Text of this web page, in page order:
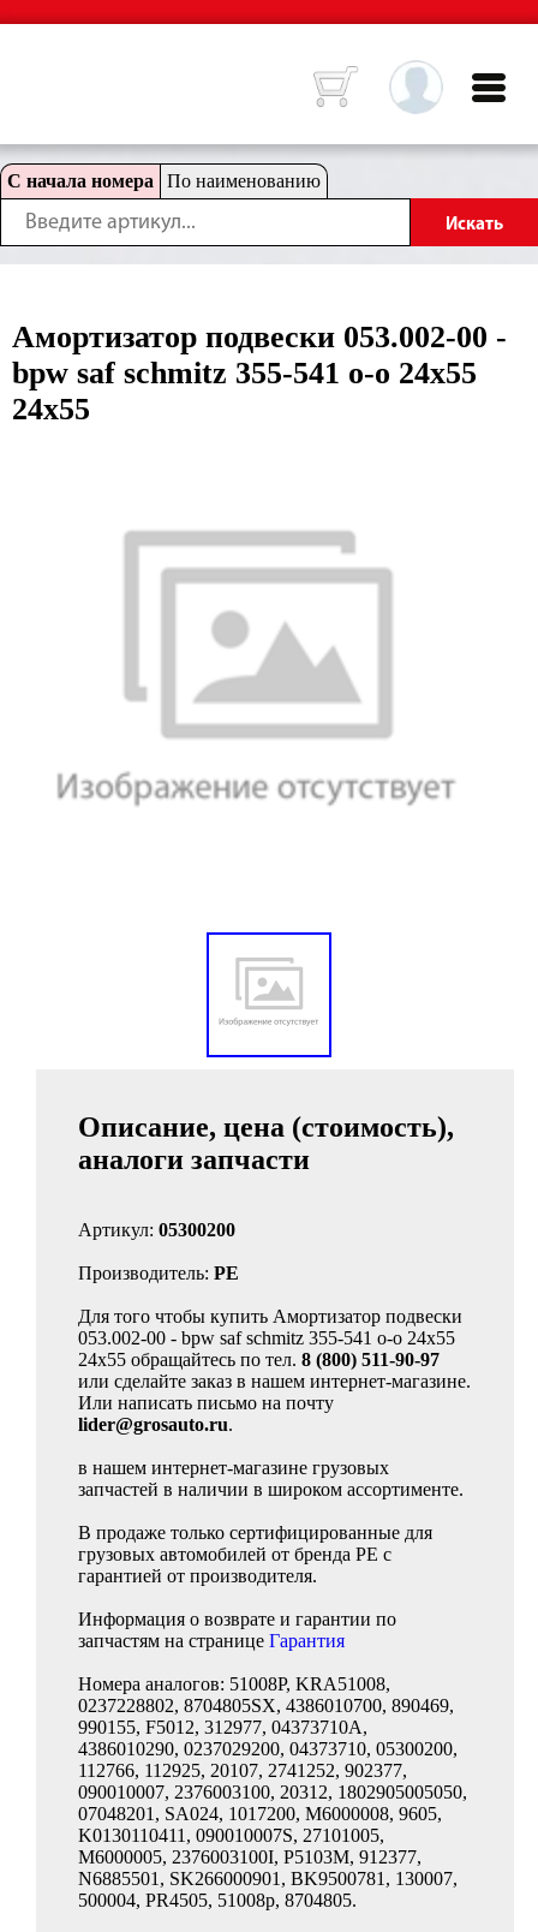
С начала номера По наименованию
Амортизатор подвески 053.002-00 -
bpw saf schmitz 355-541 o-o 24x55
24x55
Описание, цена (стоимость),
аналоги запчасти
Артикул: 05300200
Производитель: PE
Для того чтобы купить Амортизатор подвески
053.002-00 - bpw saf schmitz 355-541 o-o 24x55
24x55 обращайтесь по тел. 8 (800) 511-90-97
или сделайте заказ в нашем интернет-магазине.
Или написать письмо на почту
lider@grosauto.ru.
в нашем интернет-магазине грузовых
запчастей в наличии в широком ассортименте.
В продаже только сертифицированные для
грузовых автомобилей от бренда PE с
гарантией от производителя.
Информация о возврате и гарантии по
запчастям на странице Гарантия
Номера аналогов: 51008P, KRA51008,
0237228802, 8704805SX, 4386010700, 890469,
990155, F5012, 312977, 04373710A,
4386010290, 0237029200, 04373710, 05300200,
112766, 112925, 20107, 2741252, 902377,
090010007, 2376003100, 20312, 1802905005050,
07048201, SA024, 1017200, M6000008, 9605,
K0130110411, 090010007S, 27101005,
M6000005, 2376003100I, P5103M, 912377,
N6885501, SK266000901, BK9500781, 130007,
500004, PR4505, 51008p, 8704805.